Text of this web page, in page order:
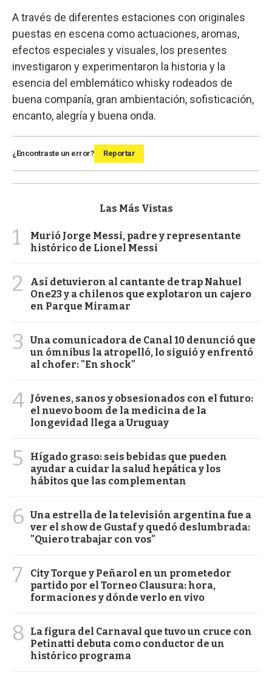
A través de diferentes estaciones con originales
puestas en escena como actuaciones, aromas,
efectos especiales y visuales, los presentes
investigaron y experimentaron la historia y la
esencia del emblemático whisky rodeados de
buena companía, gran ambientación, sofisticación,
encanto, alegría y buena onda.
¿Encontraste un error? Reportar
Las Más Vistas
1
Murió Jorge Messi, padre y representante
histórico de Lionel Messi
2
Así detuvieron al cantante de trap Nahuel
One23 y a chilenos que explotaron un cajero
en Parque Miramar
3
Una comunicadora de Canal 10 denunció que
un ómnibus la atropelló, lo siguió y enfrentó
al chofer: "En shock"
4 Jóvenes, sanos y obsesionados con el futuro:
el nuevo boom de la medicina de la
longevidad llega a Uruguay
5
Hígado graso: seis bebidas que pueden
ayudar a cuidar la salud hepática y los
hábitos que las complementan
6 Una estrella de la televisión argentina fue a
ver el show de Gustaf y quedó deslumbrada:
"Quiero trabajar con vos"
7
City Torque y Peñarol en un prometedor
partido por el Torneo Clausura: hora,
formaciones y dónde verlo en vivo
8
La figura del Carnaval que tuvo un cruce con
Petinatti debuta como conductor de un
histórico programa